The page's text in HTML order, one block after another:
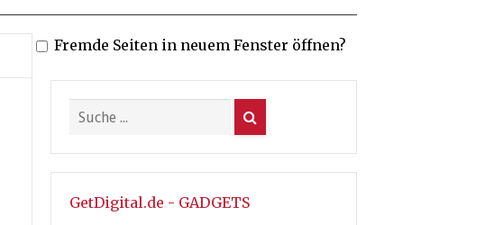
Fremde Seiten in neuem Fenster öffnen?
GetDigital.de - GADGETS